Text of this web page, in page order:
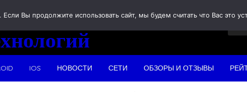
IOS НОВОСТИ СЕТИ ОБЗОРЫ И ОТЗЫВЫ
Вы продолжите использовать сайт, мы будем считать что Вас это